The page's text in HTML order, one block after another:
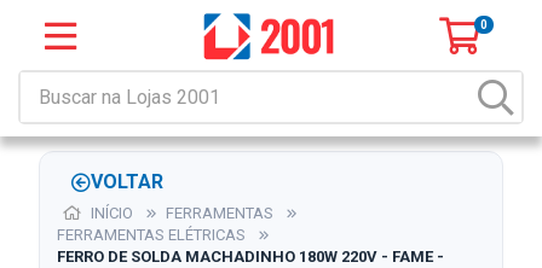
0
VOLTAR
INÍCIO
FERRAMENTAS
FERRAMENTAS ELÉTRICAS
FERRO DE SOLDA MACHADINHO 180W 220V - FAME -